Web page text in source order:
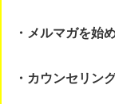
・メルマガを始
・カウンセリン